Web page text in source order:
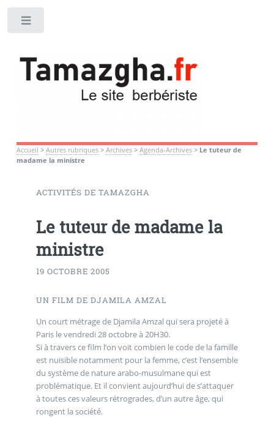
Accueil > Autres rubriques> Archives> Agenda-Archives> Le tuteur de
madame la ministre
ACTIVITÉS DE TAMAZGHA
Le tuteur de madame la
ministre
19 OCTOBRE 2005
UN FILM DE DJAMILA AMZAL
Un court métrage de Djamila Amzal qui sera projeté à
Paris le vendredi 28 octobre à 20H30.
Si à travers ce film l’on voit combien le code de la famille
est nuisible notamment pour la femme, c’est l’ensemble
du système de nature arabo-musulmane qui est
problématique. Et il convient aujourd’hui de s’attaquer
à toutes ces valeurs rétrogrades, d’un autre âge, qui
rongent la société.